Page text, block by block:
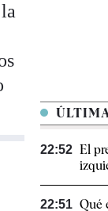
22:52 El
22:51 Qué